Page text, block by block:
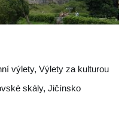
výlety, Výlety za kulturou
skály, Jičínsko